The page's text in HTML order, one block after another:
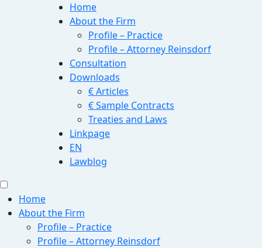
Home
About the Firm
Profile – Practice
Profile – Attorney Reinsdorf
Consultation
Downloads
€ Articles
€ Sample Contracts
Treaties and Laws
Linkpage
EN
Lawblog
Home
About the Firm
Profile – Practice
Profile – Attorney Reinsdorf